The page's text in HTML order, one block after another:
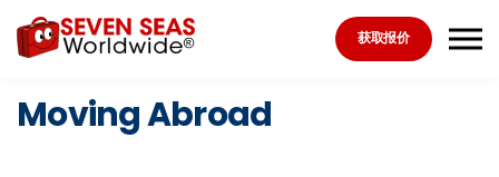
Skip to the content
获取报价
Moving Abroad